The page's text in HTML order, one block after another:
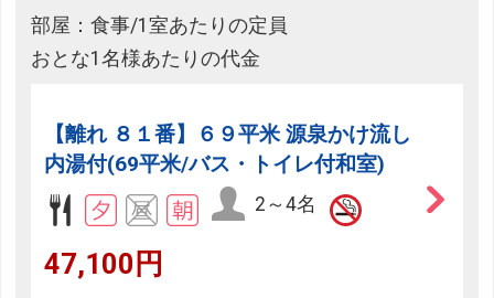
部屋：食事/1室あたりの定員
おとな1名様あたりの代金
【離れ ８１番】６９平米 源泉かけ流し
内湯付(69平米/バス・トイレ付和室)
2～4名
47,100円